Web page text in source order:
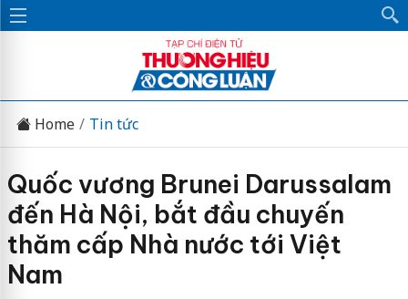
Home Tin tức
Quốc vương Brunei Darussalam
đến Hà Nội, bắt đầu chuyến
thăm cấp Nhà nước tới Việt
Nam